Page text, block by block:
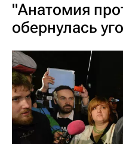
"Анатомия
обернулась